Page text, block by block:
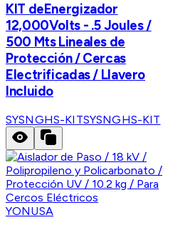
KIT deEnergizador
12,000Volts - .5 Joules /
500 Mts Lineales de
Protección / Cercas
Electrificadas / Llavero
Incluido
SYSNGHS-KITSYSNGHS-KIT
YONUSA